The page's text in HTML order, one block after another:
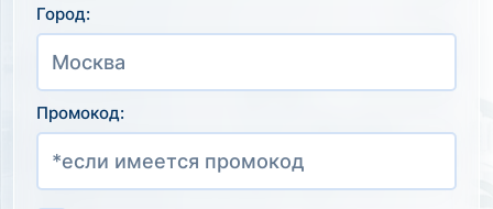
Город:
Промокод: